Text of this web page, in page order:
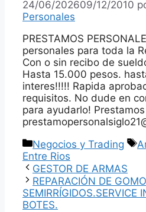
24/06/202609/12/2010
Personales
PRESTAMOS
personales para toda la
Con o sin recibo de
Hasta 15.000 pesos.
interes!!!!! Rapida
requisitos. No dude en
para ayudarlo!
Categorías
Negocios y Trading
Entre Rios
GESTOR DE ARMAS
REPARACIÓN DE
SEMIRRÍGIDOS.SERVICE
BOTES.